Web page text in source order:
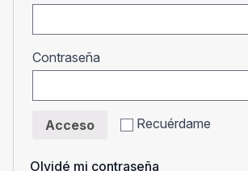
Contraseña
Recuérdame
Acceso
Olvidé mi contraseña